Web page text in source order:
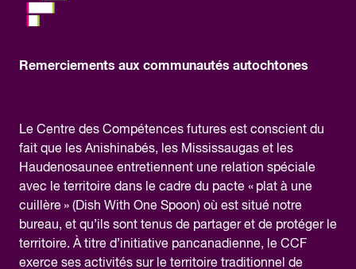
Remerciements aux communautés autochtones
Le Centre des Compétences futures est conscient du
fait que les Anishinabés, les Mississaugas et les
Haudenosaunee entretiennent une relation spéciale
avec le territoire dans le cadre du pacte « plat à une
cuillère » (Dish With One Spoon) où est situé notre
bureau, et qu’ils sont tenus de partager et de protéger le
territoire. À titre d’initiative pancanadienne, le CCF
exerce ses activités sur le territoire traditionnel de